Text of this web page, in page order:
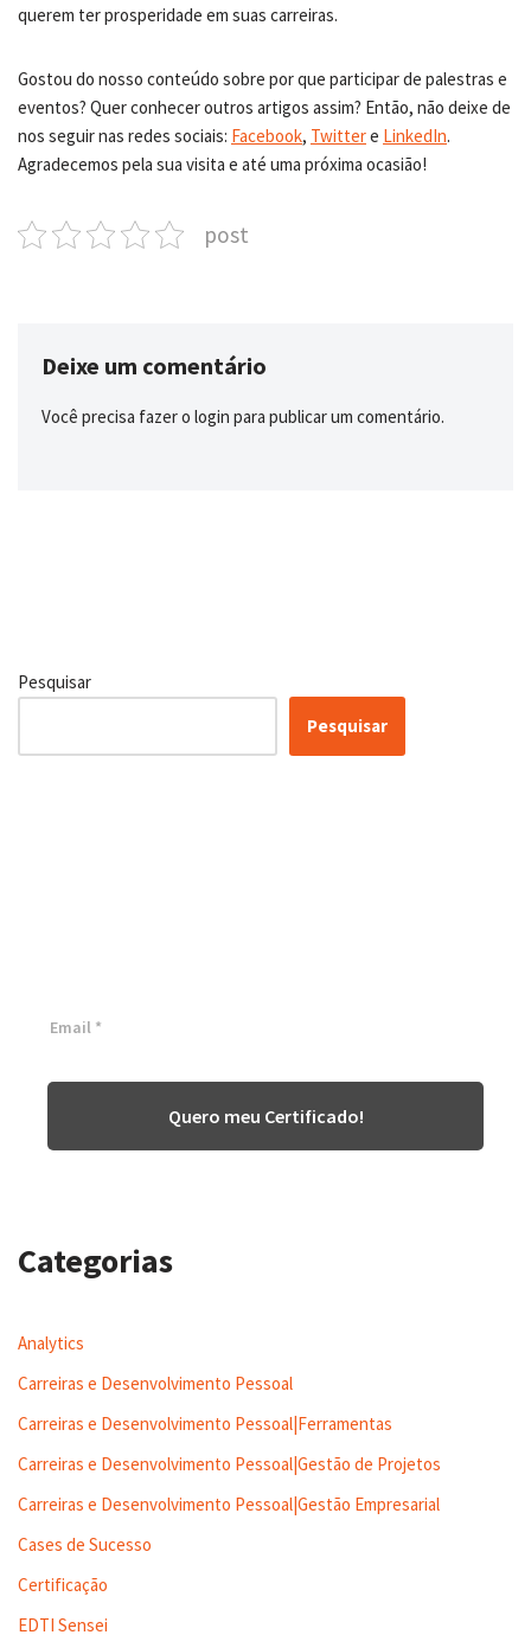
querem ter prosperidade em suas carreiras.
Gostou do nosso conteúdo sobre por que participar de palestras e
eventos? Quer conhecer outros artigos assim? Então, não deixe de
nos seguir nas redes sociais: Facebook, Twittere LinkedIn.
Agradecemos pela sua visita e até uma próxima ocasião!
post
Deixe um comentário
Você precisa fazer o login para publicar um comentário.
Pesquisar
Pesquisar
Quero meu Certificado!
Categorias
Analytics
Carreiras e Desenvolvimento Pessoal
Carreiras e Desenvolvimento Pessoal|Ferramentas
Carreiras e Desenvolvimento Pessoal|Gestão de Projetos
Carreiras e Desenvolvimento Pessoal|Gestão Empresarial
Cases de Sucesso
Certificação
EDTI Sensei